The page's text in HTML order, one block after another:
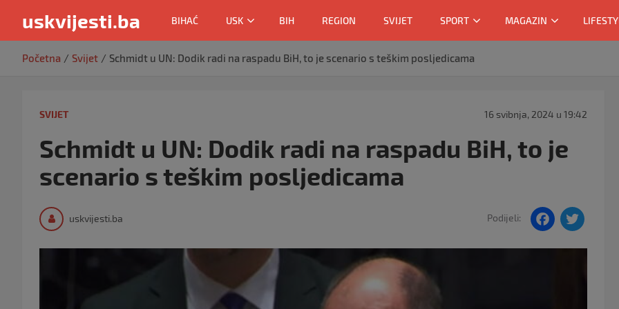
uskvijesti.ba BIHAĆ USK BIH REGION SVIJET SPORT MAGAZIN
Početna Svijet Schmidt u UN: Dodik radi na raspadu BiH, to je scenario s teškim posljedicama
SVIJET 16 svibnja, 2024 u 19:42
Schmidt u UN: Dodik radi na raspadu BiH, to je
scenario s teškim posljedicama
uskvijesti.ba Podijeli:
F